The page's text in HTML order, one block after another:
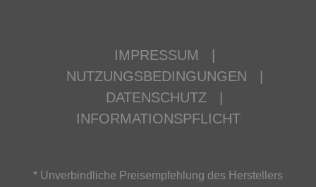
IMPRESSUM
NUTZUNGSBEDINGUNGEN
DATENSCHUTZ
INFORMATIONSPFLICHT
* Unverbindliche Preisempfehlung des Herstellers